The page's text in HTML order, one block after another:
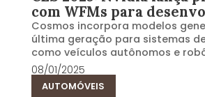
com WFMs para
Cosmos incorpora modelos
última geração para sistemas
como veículos autônomos e
08/01/2025
AUTOMÓVEIS